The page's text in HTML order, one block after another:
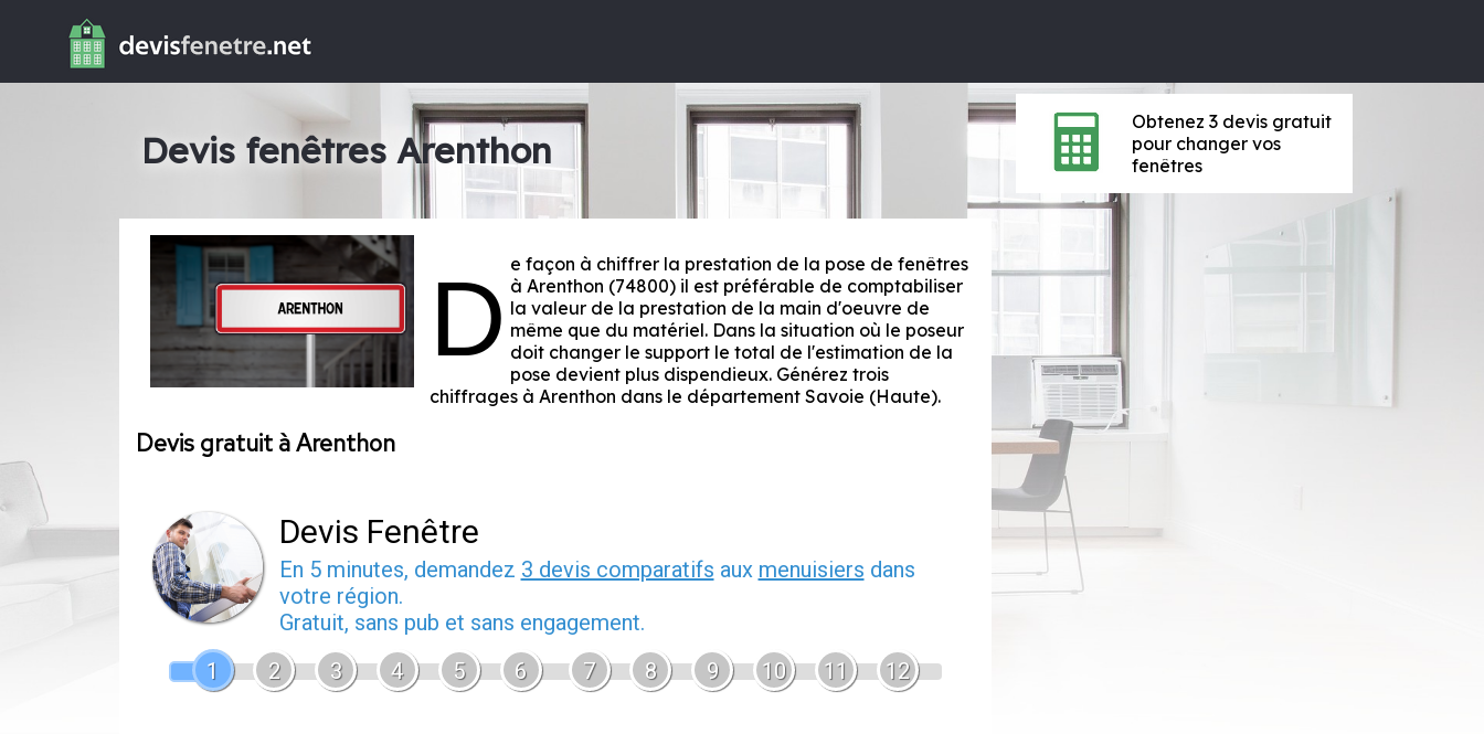
Devis fenêtres Arenthon
D e façon à chiffrer la prestation de la pose de fenêtres
à Arenthon (74800) il est préférable de comptabiliser
la valeur de la prestation de la main d'oeuvre de
même que du matériel. Dans la situation où le poseur
doit changer le support le total de l'estimation de la
pose devient plus dispendieux. Générez trois
chiffrages à Arenthon dans le département Savoie (Haute).
Devis gratuit à Arenthon
Devis Fenêtre
En 5 minutes, demandez 3 devis comparatifs aux menuisiers dans
votre région.
Gratuit, sans pub et sans engagement.
1
2 3 4 5 6 7 8 9 10 11 12
Obtenez 3 devis gratuit
pour changer vos
fenêtres